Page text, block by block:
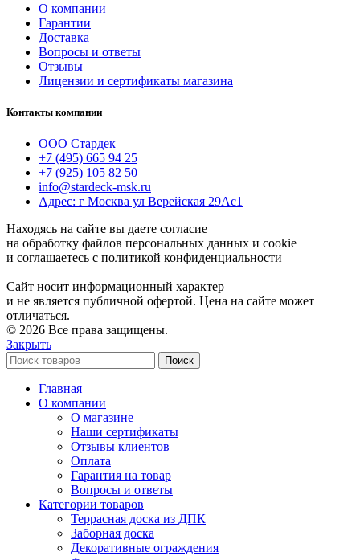
О компании
Гарантии
Доставка
Вопросы и ответы
Отзывы
Лицензии и сертификаты магазина
Контакты компании
ООО Стардек
+7 (495) 665 94 25
+7 (925) 105 82 50
info@stardeck-msk.ru
Адрес: г Москва ул Верейская 29Ас1
Находясь на сайте вы даете согласие
на обработку файлов персональных данных и cookie
и соглашаетесь с политикой конфиденциальности
Сайт носит информационный характер
и не является публичной офертой. Цена на сайте может
отличаться.
© 2026 Все права защищены.
Закрыть
Поиск
Главная
О компании
О магазине
Наши сертификаты
Отзывы клиентов
Оплата
Гарантия на товар
Вопросы и ответы
Категории товаров
Террасная доска из ДПК
Заборная доска
Декоративные ограждения